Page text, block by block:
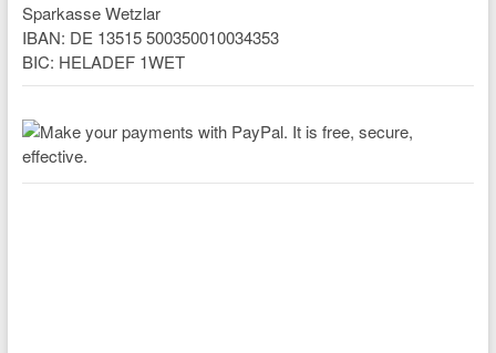
Sparkasse Wetzlar
IBAN: DE 13515 500350010034353
BIC: HELADEF 1WET